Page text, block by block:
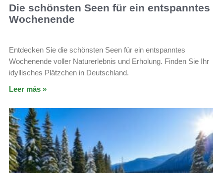
Die schönsten Seen für ein entspanntes
Wochenende
Entdecken Sie die schönsten Seen für ein entspanntes
Wochenende voller Naturerlebnis und Erholung. Finden Sie Ihr
idyllisches Plätzchen in Deutschland.
Leer más »